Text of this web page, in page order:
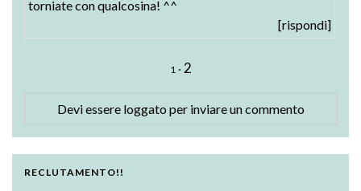
torniate con qualcosina! ^^
[rispondi]
1· 2
Devi essere loggato per inviare un commento
RECLUTAMENTO!!